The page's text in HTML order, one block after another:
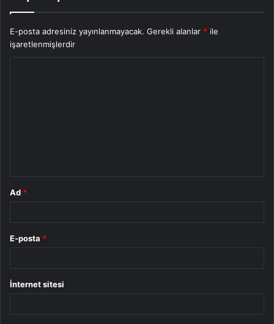
E-posta adresiniz yayınlanmayacak. Gerekli alanlar * ile
işaretlenmişlerdir
Ad *
E-posta *
İnternet sitesi